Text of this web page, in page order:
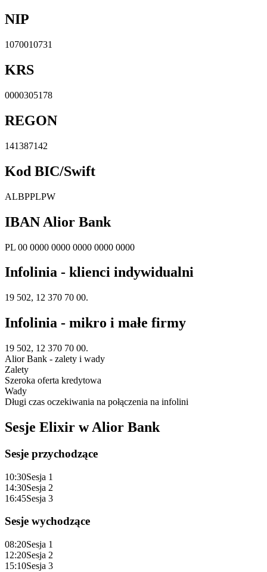
NIP
1070010731
KRS
0000305178
REGON
141387142
Kod BIC/Swift
ALBPPLPW
IBAN Alior Bank
PL 00 0000 0000 0000 0000 0000
Infolinia - klienci indywidualni
19 502, 12 370 70 00.
Infolinia - mikro i małe firmy
19 502, 12 370 70 00.
Alior Bank - zalety i wady
Zalety
Szeroka oferta kredytowa
Wady
Długi czas oczekiwania na połączenia na infolini
Sesje Elixir w Alior Bank
Sesje przychodzące
10:30Sesja 1
14:30Sesja 2
16:45Sesja 3
Sesje wychodzące
08:20Sesja 1
12:20Sesja 2
15:10Sesja 3